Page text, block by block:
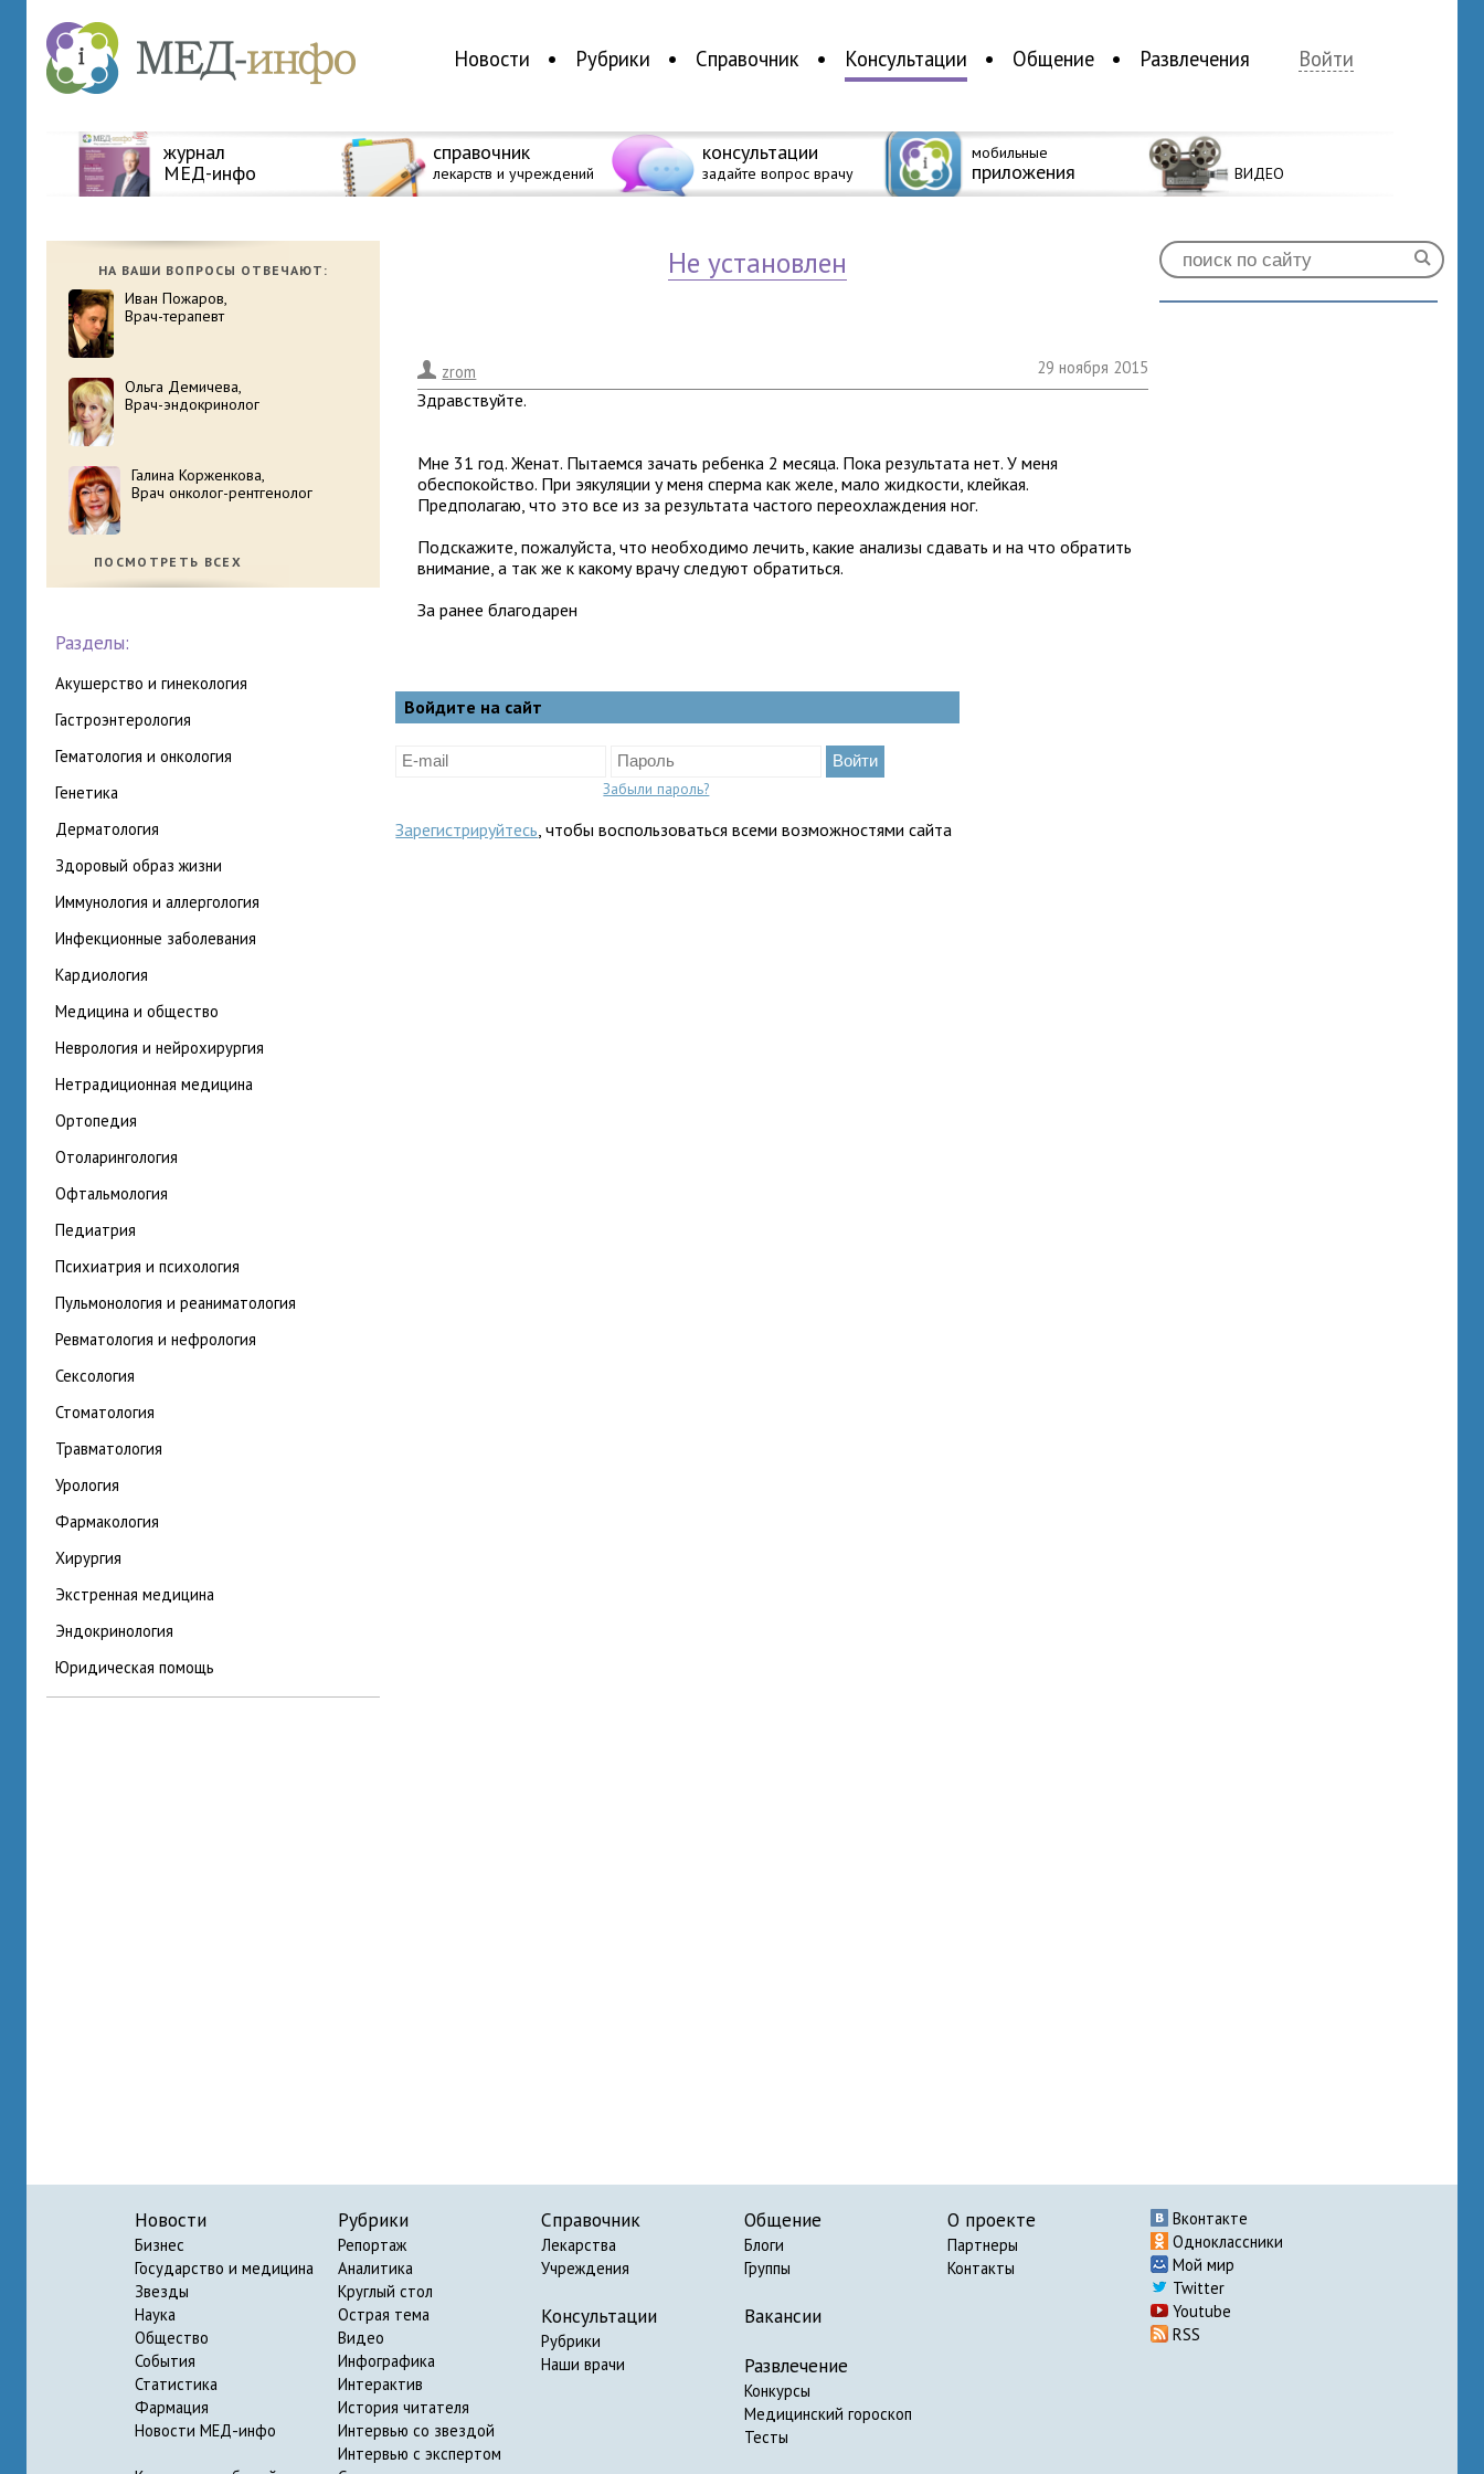
Новости Рубрики Справочник Консультации Общение Развлечения Войти
журнал
МЕД-инфо
справочник
лекарств и учреждений
консультации
задайте вопрос врачу
мобильные
приложения ВИДЕО
НА ВАШИ ВОПРОСЫ ОТВЕЧАЮТ:
Иван Пожаров,
Врач-терапевт
Ольга Демичева,
Врач-эндокринолог
Галина Корженкова,
Врач онколог-рентгенолог
ПОСМОТРЕТЬ ВСЕХ
Разделы:
акушерство и гинекология
гастроэнтерология
гематология и онкология
генетика
дерматология
здоровый образ жизни
иммунология и аллергология
инфекционные заболевания
кардиология
медицина и общество
неврология и нейрохирургия
нетрадиционная медицина
ортопедия
отоларингология
офтальмология
педиатрия
психиатрия и психология
пульмонология и реаниматология
ревматология и нефрология
сексология
стоматология
травматология
урология
фармакология
хирургия
экстренная медицина
эндокринология
юридическая помощь
Не установлен
. zrom 29 ноября 2015
Здравствуйте.
Мне 31 год. Женат. Пытаемся зачать ребенка 2 месяца. Пока результата нет. У меня
обеспокойство. При эякуляции у меня сперма как желе, мало жидкости, клейкая.
Предполагаю, что это все из за результата частого переохлаждения ног.
Подскажите, пожалуйста, что необходимо лечить, какие анализы сдавать и на что обратить
внимание, а так же к какому врачу следуют обратиться.
За ранее благодарен
Войдите на сайт
Забыли пароль?
Зарегистрируйтесь, чтобы воспользоваться всеми возможностями сайта
Новости
Бизнес
Государство и медицина
Звезды
Наука
Общество
События
Статистика
Фармация
Новости МЕД-инфо
Рубрики
Репортаж
Аналитика
Круглый стол
Острая тема
Видео
Инфографика
Интерактив
История читателя
Интервью со звездой
Интервью с экспертом
Справочник
Лекарства
Учреждения
Консультации
Рубрики
Наши врачи
Общение
Блоги
Группы
Вакансии
Развлечение
Конкурсы
Медицинский гороскоп
Тесты
О проекте
Партнеры
Контакты
Вконтакте
Одноклассники
Мой мир
Twitter
Youtube
RSS